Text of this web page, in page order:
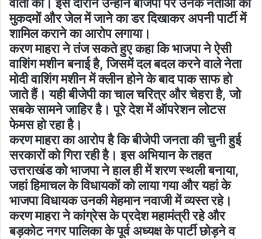
वार्ता की। इस दौरान उन्होंने बीजेपी पर उनके नेताओं को
मुकदमों और जेल में जाने का डर दिखाकर अपनी पार्टी में
शामिल कराने का आरोप लगाया।
करण माहरा ने तंज सकते हुए कहा कि भाजपा ने ऐसी
वाशिंग मशीन बनाई है, जिसमें दल बदल करने वाले नेता
मोदी वाशिंग मशीन में क्लीन होने के बाद पाक साफ हो
जाते हैं। यही बीजेपी का चाल चरित्र और चेहरा है, जो
सबके सामने जाहिर है। पूरे देश में ऑपरेशन लोटस
फेमस हो रहा है।
करण माहरा का आरोप है कि बीजेपी जनता की चुनी हुई
सरकारों को गिरा रही है। इस अभियान के तहत
उत्तराखंड को भाजपा ने हाल ही में शरण स्थली बनाया,
जहां हिमाचल के विधायकों को लाया गया और यहां के
भाजपा विधायक उनकी मेहमान नवाजी में व्यस्त रहे।
करण माहरा ने कांग्रेस के प्रदेश महामंत्री रहे और
बड़कोट नगर पालिका के पूर्व अध्यक्ष के पार्टी छोड़ने व